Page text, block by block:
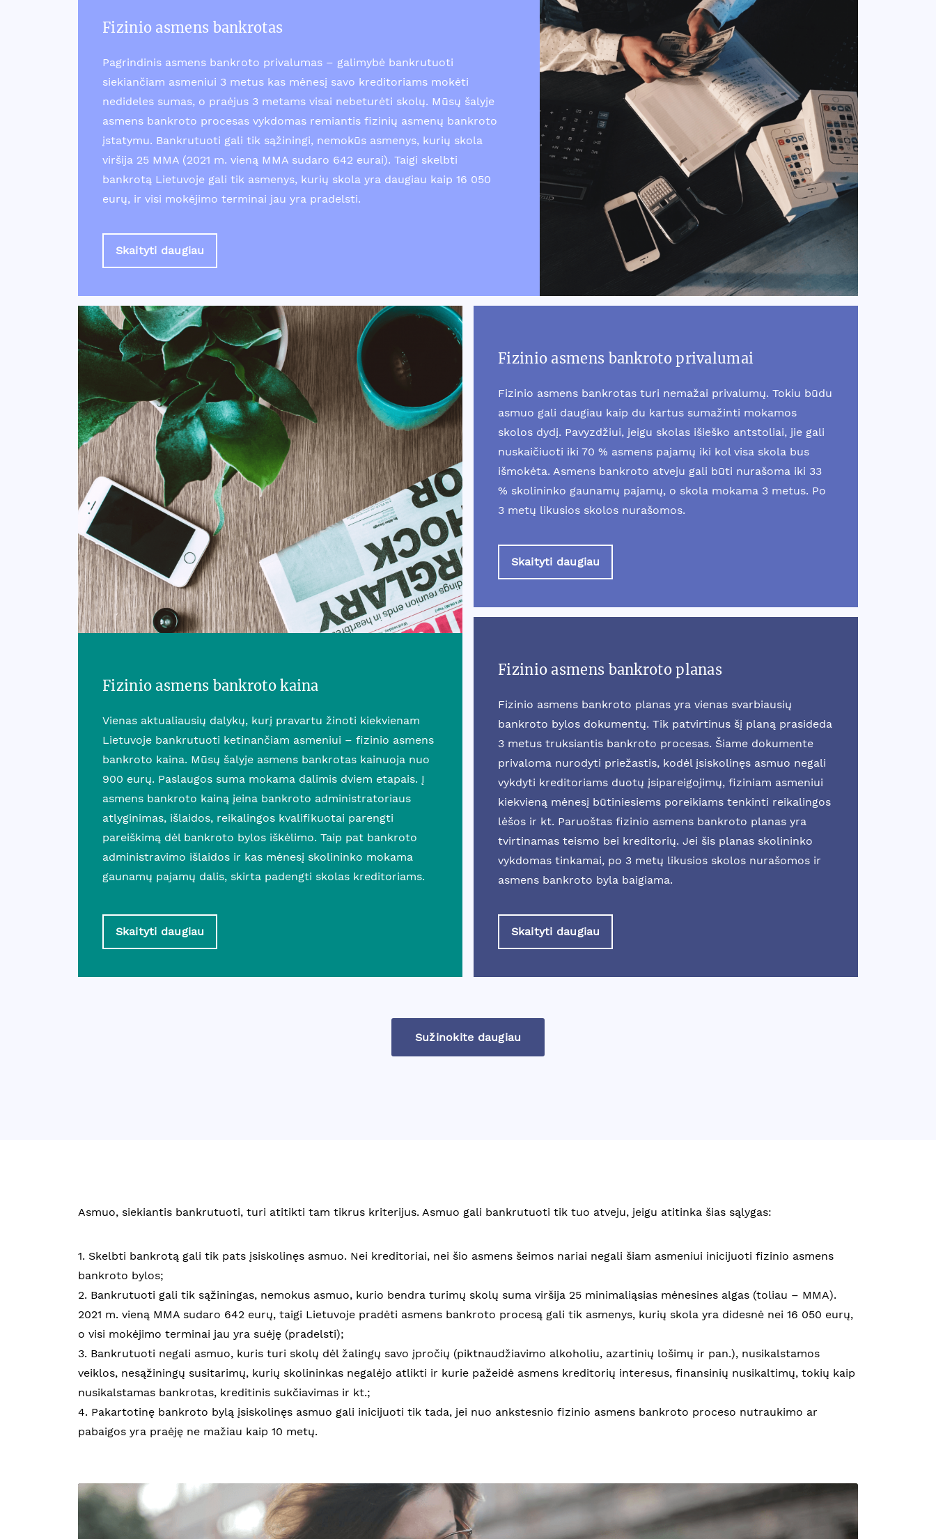
Fizinio asmens bankrotas
Pagrindinis asmens bankroto privalumas – galimybė bankrutuoti
siekiančiam asmeniui 3 metus kas mėnesį savo kreditoriams mokėti
nedideles sumas, o praėjus 3 metams visai nebeturėti skolų. Mūsų šalyje
asmens bankroto procesas vykdomas remiantis fizinių asmenų bankroto
įstatymu. Bankrutuoti gali tik sąžiningi, nemokūs asmenys, kurių skola
viršija 25 MMA (2021 m. vieną MMA sudaro 642 eurai). Taigi skelbti
bankrotą Lietuvoje gali tik asmenys, kurių skola yra daugiau kaip 16 050
eurų, ir visi mokėjimo terminai jau yra pradelsti.
Skaityti daugiau
Fizinio asmens bankroto kaina
Vienas aktualiausių dalykų, kurį pravartu žinoti kiekvienam
Lietuvoje bankrutuoti ketinančiam asmeniui – fizinio asmens
bankroto kaina. Mūsų šalyje asmens bankrotas kainuoja nuo
900 eurų. Paslaugos suma mokama dalimis dviem etapais. Į
asmens bankroto kainą įeina bankroto administratoriaus
atlyginimas, išlaidos, reikalingos kvalifikuotai parengti
pareiškimą dėl bankroto bylos iškėlimo. Taip pat bankroto
administravimo išlaidos ir kas mėnesį skolininko mokama
gaunamų pajamų dalis, skirta padengti skolas kreditoriams.
Skaityti daugiau
Fizinio asmens bankroto privalumai
Fizinio asmens bankrotas turi nemažai privalumų. Tokiu būdu
asmuo gali daugiau kaip du kartus sumažinti mokamos
skolos dydį. Pavyzdžiui, jeigu skolas išieško antstoliai, jie gali
nuskaičiuoti iki 70 % asmens pajamų iki kol visa skola bus
išmokėta. Asmens bankroto atveju gali būti nurašoma iki 33
% skolininko gaunamų pajamų, o skola mokama 3 metus. Po
3 metų likusios skolos nurašomos.
Skaityti daugiau
Fizinio asmens bankroto planas
Fizinio asmens bankroto planas yra vienas svarbiausių
bankroto bylos dokumentų. Tik patvirtinus šį planą prasideda
3 metus truksiantis bankroto procesas. Šiame dokumente
privaloma nurodyti priežastis, kodėl įsiskolinęs asmuo negali
vykdyti kreditoriams duotų įsipareigojimų, fiziniam asmeniui
kiekvieną mėnesį būtiniesiems poreikiams tenkinti reikalingos
lėšos ir kt. Paruoštas fizinio asmens bankroto planas yra
tvirtinamas teismo bei kreditorių. Jei šis planas skolininko
vykdomas tinkamai, po 3 metų likusios skolos nurašomos ir
asmens bankroto byla baigiama.
Skaityti daugiau
Sužinokite daugiau
Asmuo, siekiantis bankrutuoti, turi atitikti tam tikrus kriterijus. Asmuo gali bankrutuoti tik tuo atveju, jeigu atitinka šias sąlygas:
1. Skelbti bankrotą gali tik pats įsiskolinęs asmuo. Nei kreditoriai, nei šio asmens šeimos nariai negali šiam asmeniui inicijuoti fizinio asmens
bankroto bylos;
2. Bankrutuoti gali tik sąžiningas, nemokus asmuo, kurio bendra turimų skolų suma viršija 25 minimaliąsias mėnesines algas (toliau – MMA).
2021 m. vieną MMA sudaro 642 eurų, taigi Lietuvoje pradėti asmens bankroto procesą gali tik asmenys, kurių skola yra didesnė nei 16 050 eurų,
o visi mokėjimo terminai jau yra suėję (pradelsti);
3. Bankrutuoti negali asmuo, kuris turi skolų dėl žalingų savo įpročių (piktnaudžiavimo alkoholiu, azartinių lošimų ir pan.), nusikalstamos
veiklos, nesąžiningų susitarimų, kurių skolininkas negalėjo atlikti ir kurie pažeidė asmens kreditorių interesus, finansinių nusikaltimų, tokių kaip
nusikalstamas bankrotas, kreditinis sukčiavimas ir kt.;
4. Pakartotinę bankroto bylą įsiskolinęs asmuo gali inicijuoti tik tada, jei nuo ankstesnio fizinio asmens bankroto proceso nutraukimo ar
pabaigos yra praėję ne mažiau kaip 10 metų.